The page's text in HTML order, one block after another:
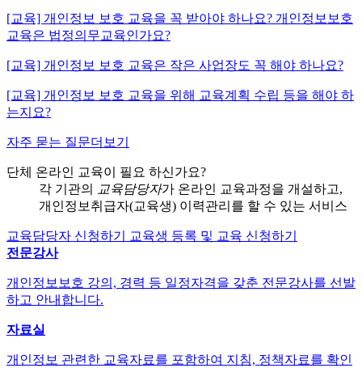
[교육] 개인정보 보호 교육을 꼭 받아야 하나요? 개인정보보호
교육은 법정의무교육인가요?
[교육] 개인정보 보호 교육은 작은 사업장도 꼭 해야 하나요?
[교육] 개인정보 보호 교육을 위해 교육계획 수립 등을 해야 하
는지요?
자주 묻는 질문더보기
단체 온라인 교육이 필요 하신가요?
각 기관의
교육담당자가 온라인 교육과정을 개설하고,
개인정보취급자(교육생) 이력관리를 할 수 있는 서비스
교육담당자 신청하기
교육생 등록 및 교육 신청하기
전문강사
개인정보보호 강의, 경력 등 일정자격을 갖춘 전문강사를 선발
하고 안내합니다.
자료실
개인정보 관련한 교육자료를 포함하여 지침, 정책자료를 확인